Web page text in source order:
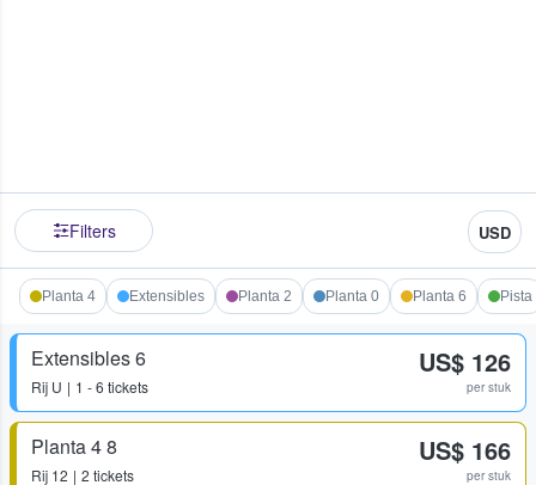
Filters USD
Planta 4 Extensibles Planta 2 Planta 0 Planta 6 Pista
Extensibles 6
Rij U 1 - 6 tickets
US$ 126
per stuk
Planta 4 8
Rij 12 2 tickets
US$ 166
per stuk